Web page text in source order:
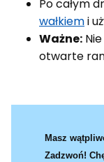
Po całym
wałkiemi
Ważne:
otwarte
Masz
Zadzwoń!